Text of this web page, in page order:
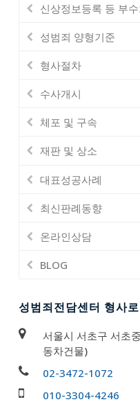
신상정보등록 등 부
성범죄 양형기준
형사절차
수사개시
체포 및 구속
재판 및 상소
대표성공사례
최신판례동향
온라인상담
BLOG
성범죄전담센터 형사로
서울시 서초구 서초
동차건물)
02-3472-1072
010-3304-4246